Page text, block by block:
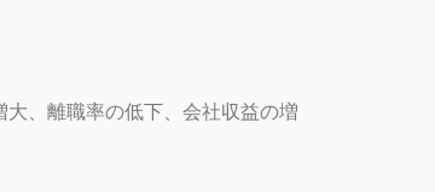
、離職率の低下、会社収益の増